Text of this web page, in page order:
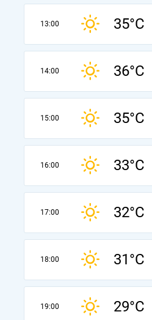
13:00 35°C
14:00 36°C
15:00 35°C
16:00 33°C
17:00 32°C
18:00 31°C
19:00 29°C